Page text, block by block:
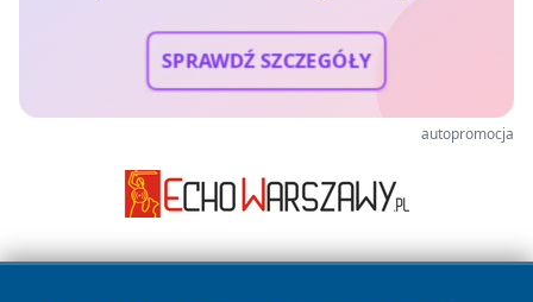
SPRAWDŹ SZCZEGÓŁY
autopromocja